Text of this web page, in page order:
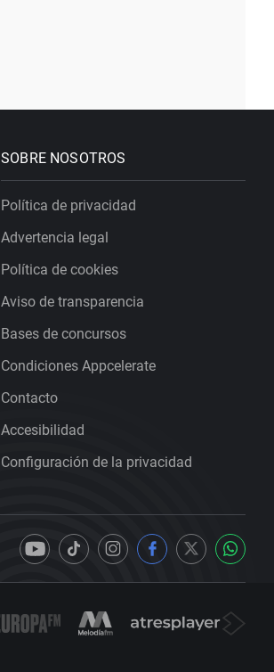
SOBRE NOSOTROS
Política de privacidad
Advertencia legal
Política de cookies
Aviso de transparencia
Bases de concursos
Condiciones Appcelerate
Contacto
Accesibilidad
Configuración de la privacidad